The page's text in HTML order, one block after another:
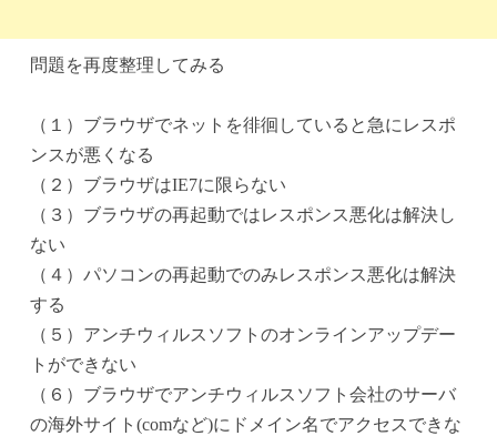
問題を再度整理してみる
（１）ブラウザでネットを徘徊していると急にレスポ
ンスが悪くなる
（２）ブラウザはIE7に限らない
（３）ブラウザの再起動ではレスポンス悪化は解決し
ない
（４）パソコンの再起動でのみレスポンス悪化は解決
する
（５）アンチウィルスソフトのオンラインアップデー
トができない
（６）ブラウザでアンチウィルスソフト会社のサーバ
の海外サイト(comなど)にドメイン名でアクセスできな